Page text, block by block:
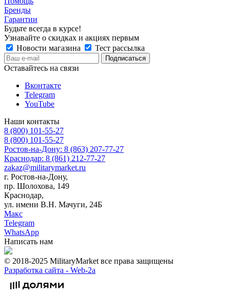
Бренды
Гарантии
Будьте всегда в курсе!
Узнавайте о скидках и акциях первым
Новости магазина
Тест рассылка
Оставайтесь на связи
Вконтакте
Telegram
YouTube
Наши контакты
8 (800) 101-55-27
8 (800) 101-55-27
Ростов-на-Дону: 8 (863) 207-77-27
Краснодар: 8 (861) 212-77-27
zakaz@militarymarket.ru
г. Ростов-на-Дону,
пр. Шолохова, 149
Краснодар,
ул. имени В.Н. Мачуги, 24Б
Макс
Telegram
WhatsApp
Написать нам
© 2018-2025 MilitaryMarket все права защищены
Разработка сайта - Web-2a